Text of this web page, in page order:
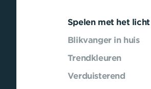
Spelen met het licht
Blikvanger in huis
Trendkleuren
Verduisterend